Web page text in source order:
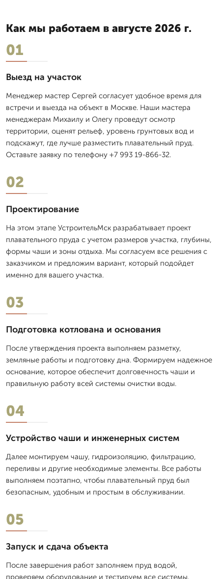
Как мы работаем в августе 2026 г.
01
Выезд на участок
Менеджер мастер Сергей согласует удобное время для
встречи и выезда на объект в Москве. Наши мастера
менеджерам Михаилу и Олегу проведут осмотр
территории, оценят рельеф, уровень грунтовых вод и
подскажут, где лучше разместить плавательный пруд.
Оставьте заявку по телефону +7 993 19-866-32.
02
Проектирование
На этом этапе УстроительМск разрабатывает проект
плавательного пруда с учетом размеров участка, глубины,
формы чаши и зоны отдыха. Мы согласуем все решения с
заказчиком и предложим вариант, который подойдет
именно для вашего участка.
03
Подготовка котлована и основания
После утверждения проекта выполняем разметку,
земляные работы и подготовку дна. Формируем надежное
основание, которое обеспечит долговечность чаши и
правильную работу всей системы очистки воды.
04
Устройство чаши и инженерных систем
Далее монтируем чашу, гидроизоляцию, фильтрацию,
переливы и другие необходимые элементы. Все работы
выполняем поэтапно, чтобы плавательный пруд был
безопасным, удобным и простым в обслуживании.
05
Запуск и сдача объекта
После завершения работ заполняем пруд водой,
проверяем оборудование и тестируем все системы.